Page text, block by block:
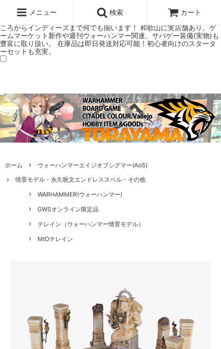
ミアムショップTORAYAMA。通販・オンラインショップです！ ウォー
ハンマーとボードゲームのことなら当店へ！ボードゲームもメジャーど
ころからインディーズまで何でも揃います！ 和歌山に実店舗あり。ゲ
ームマーケット新作や週刊ウォーハンマー関連、サバゲー装備(実物)も
豊富に取り扱い。 在庫品は即日発送対応可能！初心者向けのスタータ
ーセットも充実。
メニュー 検索 カート
ホーム
ウォーハンマーエイジオブシグマー(AoS)
情景モデル・永久呪文エンドレススペル・その他
WARHAMMER(ウォーハンマー)
GWSオンライン限定品
テレイン（ウォーハンマー情景モデル）
MtOテレイン